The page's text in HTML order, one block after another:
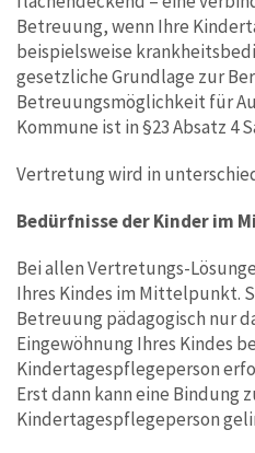
Betreuung, wenn Ihre
beispielsweise
gesetzliche Grundlage zur
Betreuungsmöglichkeit für
Kommune ist in §23 Absatz 4
Vertretung wird in
Bedürfnisse der Kinder im
Bei allen Vertretungs-
Ihres Kindes im Mittelpunkt.
Betreuung pädagogisch nur
Eingewöhnung Ihres Kindes
Kindertagespflegeperson
Erst dann kann eine Bindung
Kindertagespflegeperson